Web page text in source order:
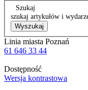
Szukaj
szukaj artykułów i
Wyszukaj
Linia miasta Poznań
61 646 33 44
Dostępność
Wersja kontrastowa